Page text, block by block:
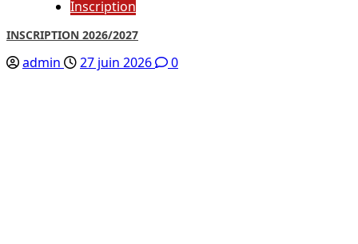
Inscription
INSCRIPTION 2026/2027
admin 27 juin 2026 0